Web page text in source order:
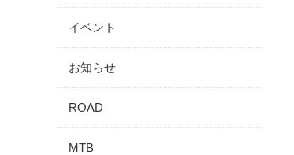
イベント
お知らせ
ROAD
MTB